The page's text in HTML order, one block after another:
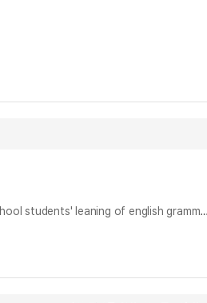
대중매체를 활용한 영어 문법 교육이 중학교 학습자의 문법 학습 효과 및 정의적 측면에 미치는 영향 = (The) Effects of grammar